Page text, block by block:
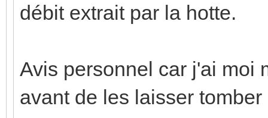
débit extrait par la hotte.
Avis personnel car j'ai moi
avant de les laisser